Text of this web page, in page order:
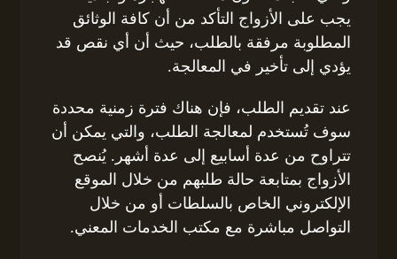
يجب على الأزواج التأكد من أن كافة الوثائق
المطلوبة مرفقة بالطلب، حيث أن أي نقص قد
يؤدي إلى تأخير في المعالجة.
عند تقديم الطلب، فإن هناك فترة زمنية محددة
سوف تُستخدم لمعالجة الطلب، والتي يمكن أن
تتراوح من عدة أسابيع إلى عدة أشهر. يُنصح
الأزواج بمتابعة حالة طلبهم من خلال الموقع
الإلكتروني الخاص بالسلطات أو من خلال
التواصل مباشرة مع مكتب الخدمات المعني.